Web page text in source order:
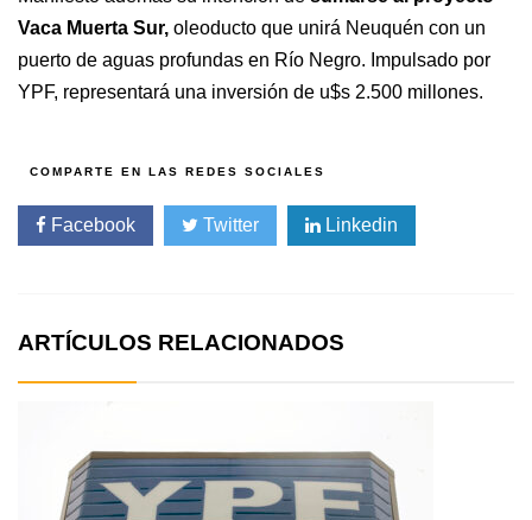
Vaca Muerta Sur, oleoducto que unirá Neuquén con un
puerto de aguas profundas en Río Negro. Impulsado por
YPF, representará una inversión de u$s 2.500 millones.
Facebook Twitter Linkedin
ARTÍCULOS RELACIONADOS